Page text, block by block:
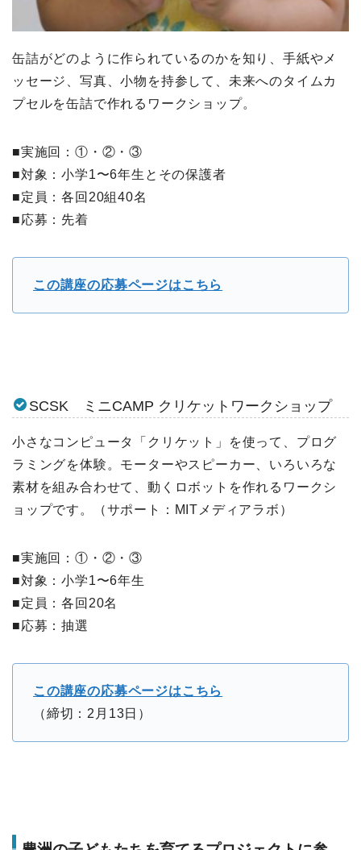
缶詰がどのように作られているのかを知り、手紙やメ
ッセージ、写真、小物を持参して、未来へのタイムカ
プセルを缶詰で作れるワークショップ。
■実施回：①・②・③
■対象：小学1〜6年生とその保護者
■定員：各回20組40名
■応募：先着
この講座の応募ページはこちら
SCSK ミニCAMP クリケットワークショップ
小さなコンピュータ「クリケット」を使って、プログ
ラミングを体験。モーターやスピーカー、いろいろな
素材を組み合わせて、動くロボットを作れるワークシ
ョップです。（サポート：MITメディアラボ）
■実施回：①・②・③
■対象：小学1〜6年生
■定員：各回20名
■応募：抽選
この講座の応募ページはこちら
（締切：2月13日）